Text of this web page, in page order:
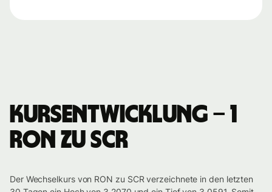
Kursentwicklung – 1
RON zu SCR
Der Wechselkurs von RON zu SCR verzeichnete in den letzten